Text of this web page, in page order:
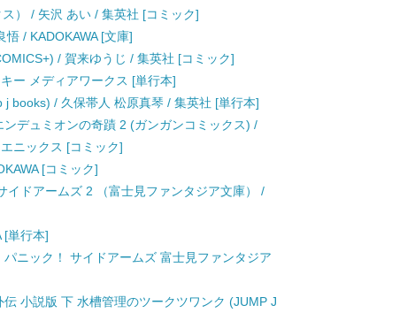
） / 矢沢 あい / 集英社 [コミック]
/ KADOKAWA [文庫]
/ 賀来ゆうじ / 集英社 [コミック]
ー メディアワークス [単行本]
books) / 久保帯人 松原真琴 / 集英社 [単行本]
デュミオンの奇蹟 2 (ガンガンコミックス) /
ニックス [コミック]
[コミック]
イドアームズ 2 （富士見ファンタジア文庫） /
[単行本]
ニック！ サイドアームズ 富士見ファンタジア
小説版 下 水槽管理のツークツワンク (JUMP J